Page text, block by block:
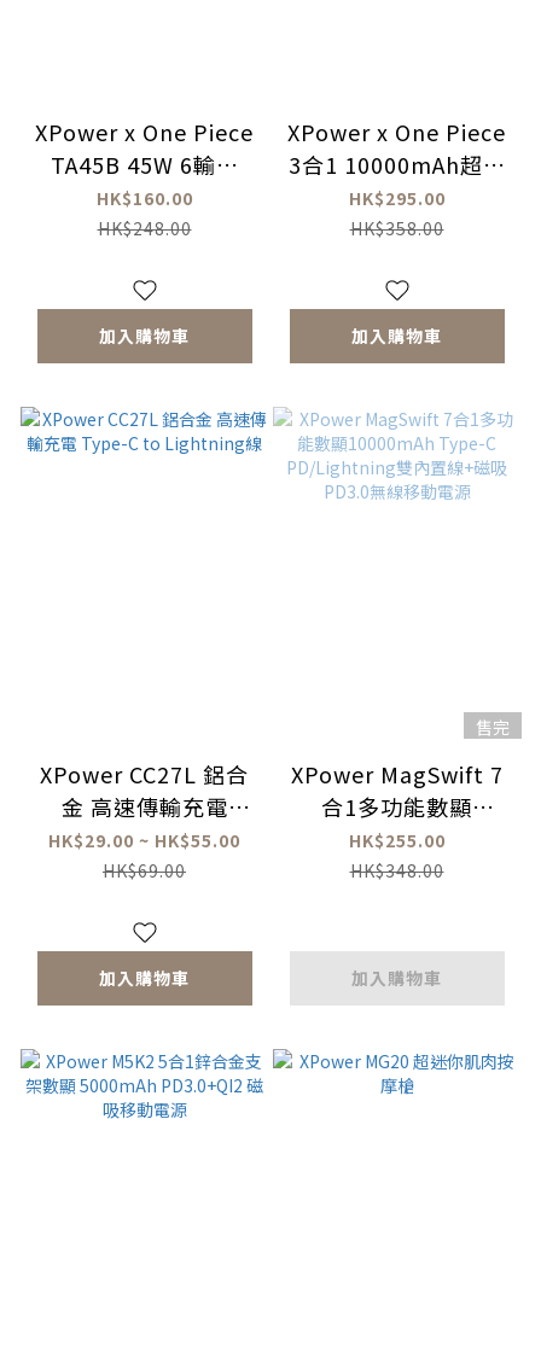
XPower x One Piece
TA45B 45W 6輸出
PD3.0/PPS旅行充電
器
HK$160.00
HK$248.00
加入購物車
XPower x One Piece
3合1 10000mAh超薄
數顯移動電源(M10K)
HK$295.00
HK$358.00
加入購物車
XPower CC27L 鋁合
金 高速傳輸充電
Type-C to Lightning
線
HK$29.00 ~ HK$55.00
HK$69.00
加入購物車
售完
XPower MagSwift 7
合1多功能數顯
10000mAh Type-C
PD/Lightning雙內置
HK$255.00
HK$348.00
加入購物車